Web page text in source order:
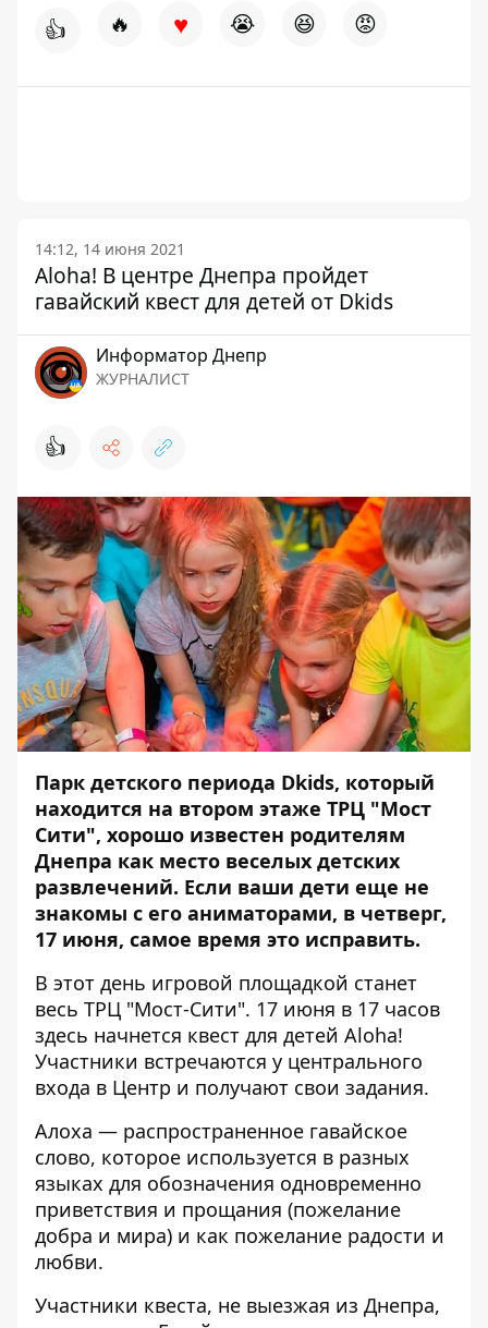
👍 🔥 ♥ 😭 😆 😡
14:12, 14 июня 2021
Aloha! В центре Днепра пройдет
гавайский квест для детей от Dkids
Информатор Днепр
ЖУРНАЛИСТ
👍
Парк детского периода Dkids, который
находится на втором этаже ТРЦ "Мост
Сити", хорошо известен родителям
Днепра как место веселых детских
развлечений. Если ваши дети еще не
знакомы с его аниматорами, в четверг,
17 июня, самое время это исправить.
В этот день игровой площадкой станет
весь ТРЦ "Мост-Сити". 17 июня в 17 часов
здесь начнется квест для детей Aloha!
Участники встречаются у центрального
входа в Центр и получают свои задания.
Алоха — распространенное гавайское
слово, которое используется в разных
языках для обозначения одновременно
приветствия и прощания (пожелание
добра и мира) и как пожелание радости и
любви.
Участники квеста, не выезжая из Днепра,